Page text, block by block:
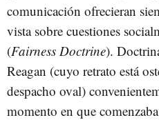
comunicación ofrecieran
vista sobre cuestiones
(Fairness Doctrine).
Reagan (cuyo retrato está
despacho oval)
momento en que